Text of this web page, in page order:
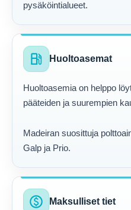
pysäköintialueet.
local_gas_station Huoltoasemat
Huoltoasemia on helppo
pääteiden ja suurempien
Madeiran suosittuja
Galp ja Prio.
paid Maksulliset tiet